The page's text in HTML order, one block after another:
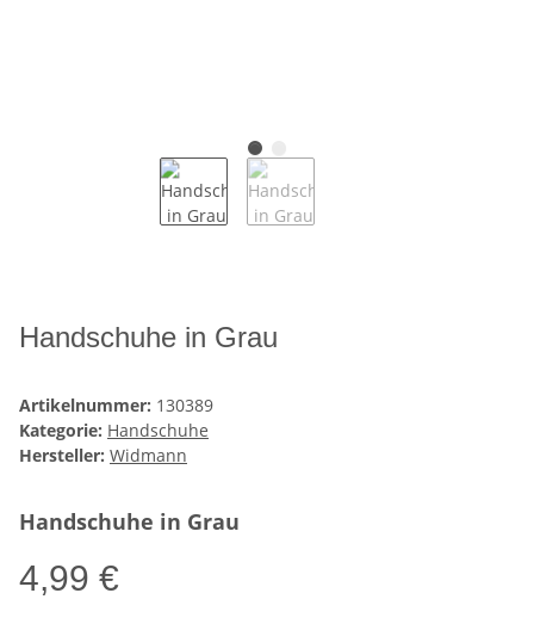
Handschuhe in Grau
Artikelnummer: 130389
Kategorie: Handschuhe
Hersteller: Widmann
Handschuhe in Grau
4,99 €